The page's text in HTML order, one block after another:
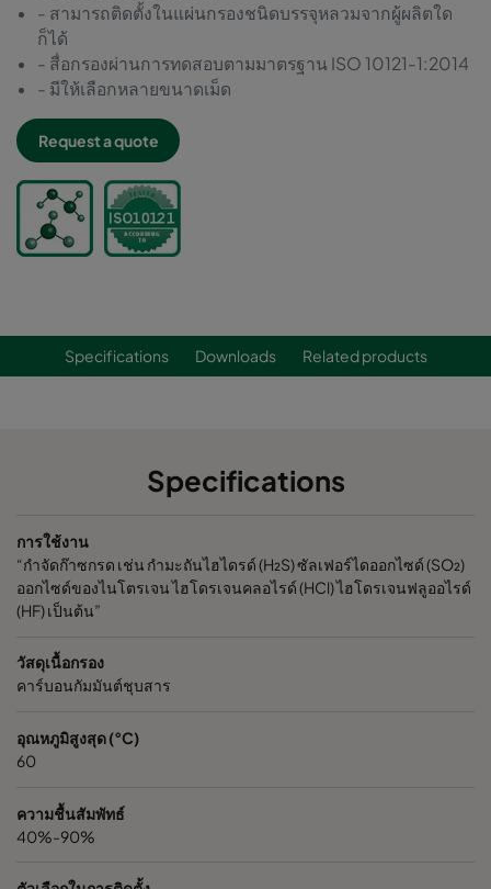
- สามารถติดตั้งในแผ่นกรองชนิดบรรจุหลวมจากผู้ผลิตใด
ก็ได้
- สื่อกรองผ่านการทดสอบตามมาตรฐาน ISO 10121-1:2014
- มีให้เลือกหลายขนาดเม็ด
Request a quote
Specifications Downloads Related products
Specifications
การใช้งาน
“กำจัดก๊าซกรด เช่น กำมะถันไฮไดรด์ (H₂S) ซัลเฟอร์ไดออกไซด์ (SO₂)
ออกไซด์ของไนโตรเจน ไฮโดรเจนคลอไรด์ (HCl) ไฮโดรเจนฟลูออไรด์
(HF) เป็นต้น”
วัสดุเนื้อกรอง
คาร์บอนกัมมันต์ชุบสาร
อุณหภูมิสูงสุด (°C)
60
ความชื้นสัมพัทธ์
40%-90%